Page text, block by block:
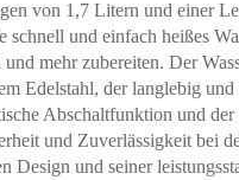
von 1,7 Litern und einer
schnell und einfach heißes
mehr zubereiten. Der
Edelstahl, der langlebig
Abschaltfunktion und der
und Zuverlässigkeit bei
Design und seiner